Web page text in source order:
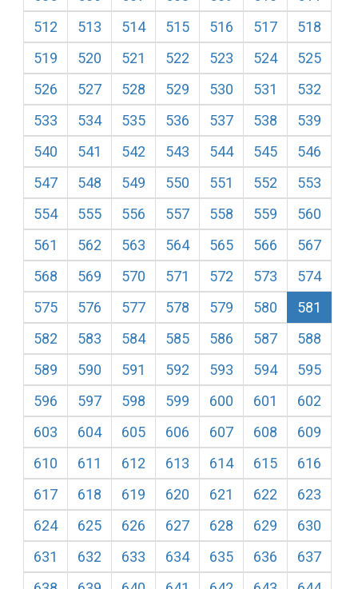
512
513 514 515 516 517
518
519
520 521 522 523 524
525
526
527 528 529 530 531
532
533
534 535 536 537 538
539
540
541 542 543 544 545
546
547
548 549 550 551 552
553
554
555 556 557 558 559
560
561
562 563 564 565 566
567
568
569 570 571 572 573
574
575
576 577 578 579 580
581
582
583 584 585 586 587
588
589
590 591 592 593 594
595
596
597 598 599 600 601
602
603
604 605 606 607 608
609
610
611 612 613 614 615
616
617
618 619 620 621 622
623
624
625 626 627 628 629
630
631
632 633 634 635 636
637